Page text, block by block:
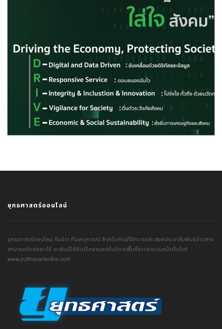
ยุทธศาสตร์ออนไลน์
ยุทธศาสตร์ออนไลน์ ทันข่าว ทันเหตุการณ์ สำหรับท่านที่มีความประสงค์ประชาสัมพันธ์ข่าวสาร
สามารถติดต่อเราได้ เรายินดีให้คำปรึกษาและให้บริการพื้นที่ข่าวสารบนหน้าเว็บไซต์
www.yutthasartonline.com